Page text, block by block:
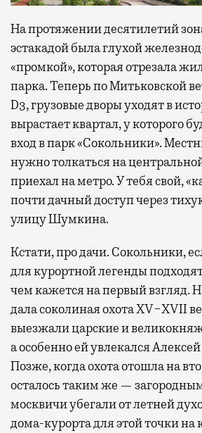
На протяжении десятилетий
эстакадой была глухой
«промкой», которая отрезала
парка. Теперь по Митьковской
D3, грузовые дворы уходят в
вырастает квартал, у которого
вход в парк «Сокольники».
нужно толкаться на
приехал на метро. У тебя свой,
почти дачный доступ через
улицу Шумкина.
Кстати, про дачи. Сокольники,
для курортной легенды
чем кажется на первый взгляд.
дала соколиная охота XV−XVII
выезжали царские и
а особенно ей увлекался
Позже, когда охота отошла на
осталось таким же —
москвичи убегали от летней
дома-курорта для этой точки на